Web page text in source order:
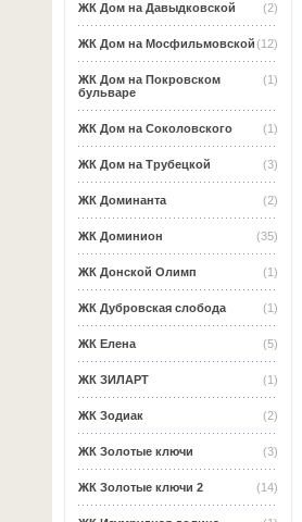
(2)
ЖК Дом на Давыдковской
(12)
ЖК Дом на Мосфильмовской
(1)
ЖК Дом на Покровском
бульваре
(1)
ЖК Дом на Соколовского
(3)
ЖК Дом на Трубецкой
(2)
ЖК Доминанта
(35)
ЖК Доминион
(1)
ЖК Донской Олимп
(1)
ЖК Дубровская слобода
(5)
ЖК Елена
(1)
ЖК ЗИЛАРТ
(2)
ЖК Зодиак
(3)
ЖК Золотые ключи
(14)
ЖК Золотые ключи 2